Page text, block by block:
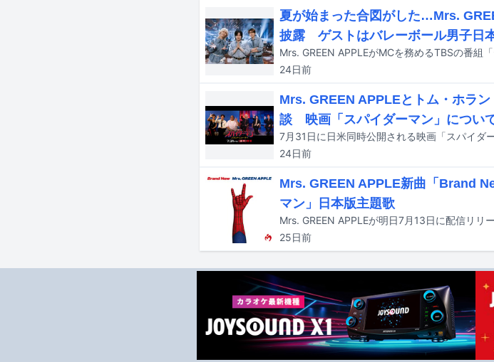
夏が始まった合図がした…Mrs.
披露 ゲストはバレーボール男子日
Mrs. GREEN APPLEがMCを務めるTBSの番組
24日前
Mrs. GREEN APPLEとトム・ホラ
談 映画「スパイダーマン」につい
24日前
Mrs. GREEN APPLE新曲「Brand
マン」日本版主題歌
25日前